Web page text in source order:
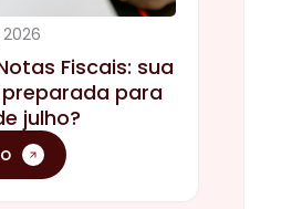
Fiscais: sua
para
julho?